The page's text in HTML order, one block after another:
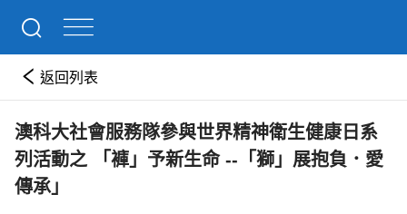
返回列表
澳科大社會服務隊參與世界精神衛生健康日系
列活動之 「褲」予新生命 --「獅」展抱負．愛
傳承」